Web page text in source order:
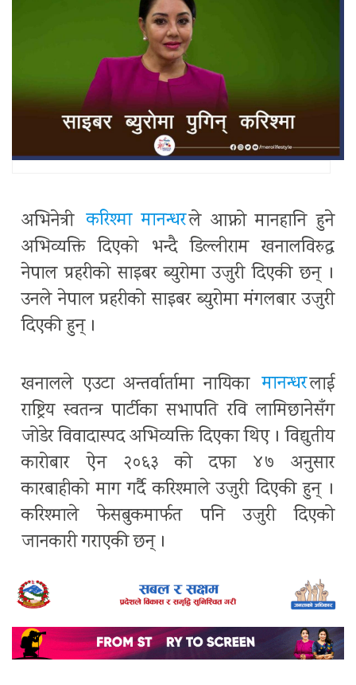
अभिनेत्री करिश्मा मानन्धरले आफ्नो मानहानि हुने
अभिव्यक्ति दिएको भन्दै डिल्लीराम खनालविरुद्ध
नेपाल प्रहरीको साइबर ब्युरोमा उजुरी दिएकी छन् ।
उनले नेपाल प्रहरीको साइबर ब्युरोमा मंगलबार उजुरी
दिएकी हुन् ।
खनालले एउटा अन्तर्वार्तामा नायिका मानन्धरलाई
राष्ट्रिय स्वतन्त्र पार्टीका सभापति रवि लामिछानेसँग
जोडेर विवादास्पद अभिव्यक्ति दिएका थिए । विद्युतीय
कारोबार ऐन २०६३ को दफा ४७ अनुसार
कारबाहीको माग गर्दै करिश्माले उजुरी दिएकी हुन् ।
करिश्माले फेसबुकमार्फत पनि उजुरी दिएको
जानकारी गराएकी छन् ।